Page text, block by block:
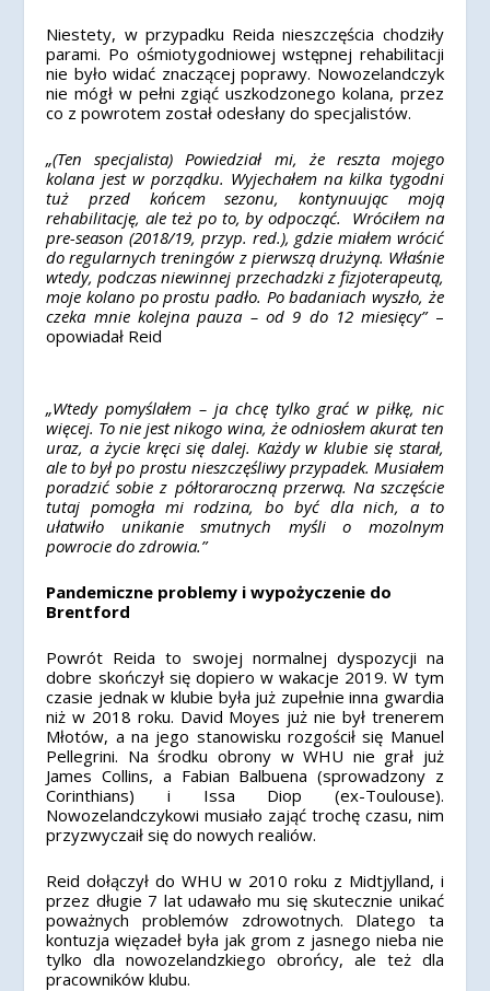
Niestety, w przypadku Reida nieszczęścia chodziły
parami. Po ośmiotygodniowej wstępnej rehabilitacji
nie było widać znaczącej poprawy. Nowozelandczyk
nie mógł w pełni zgiąć uszkodzonego kolana, przez
co z powrotem został odesłany do specjalistów.
„(Ten specjalista) Powiedział mi, że reszta mojego
kolana jest w porządku. Wyjechałem na kilka tygodni
tuż przed końcem sezonu, kontynuując moją
rehabilitację, ale też po to, by odpocząć. Wróciłem na
pre-season (2018/19, przyp. red.), gdzie miałem wrócić
do regularnych treningów z pierwszą drużyną. Właśnie
wtedy, podczas niewinnej przechadzki z fizjoterapeutą,
moje kolano po prostu padło. Po badaniach wyszło, że
czeka mnie kolejna pauza – od 9 do 12 miesięcy” –
opowiadał Reid
„Wtedy pomyślałem – ja chcę tylko grać w piłkę, nic
więcej. To nie jest nikogo wina, że odniosłem akurat ten
uraz, a życie kręci się dalej. Każdy w klubie się starał,
ale to był po prostu nieszczęśliwy przypadek. Musiałem
poradzić sobie z półtoraroczną przerwą. Na szczęście
tutaj pomogła mi rodzina, bo być dla nich, a to
ułatwiło unikanie smutnych myśli o mozolnym
powrocie do zdrowia.”
Pandemiczne problemy i wypożyczenie do
Brentford
Powrót Reida to swojej normalnej dyspozycji na
dobre skończył się dopiero w wakacje 2019. W tym
czasie jednak w klubie była już zupełnie inna gwardia
niż w 2018 roku. David Moyes już nie był trenerem
Młotów, a na jego stanowisku rozgościł się Manuel
Pellegrini. Na środku obrony w WHU nie grał już
James Collins, a Fabian Balbuena (sprowadzony z
Corinthians) i Issa Diop (ex-Toulouse).
Nowozelandczykowi musiało zająć trochę czasu, nim
przyzwyczaił się do nowych realiów.
Reid dołączył do WHU w 2010 roku z Midtjylland, i
przez długie 7 lat udawało mu się skutecznie unikać
poważnych problemów zdrowotnych. Dlatego ta
kontuzja więzadeł była jak grom z jasnego nieba nie
tylko dla nowozelandzkiego obrońcy, ale też dla
pracowników klubu.